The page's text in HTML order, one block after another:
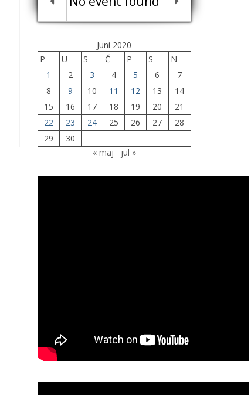
Juni 2020
P
U S Č P S
N
1
2 3 4 5 6
7
8
9 10 11 12 13
14
15
16 17 18 19 20
21
22
23 24 25 26 27
28
29
30
« maj
jul »